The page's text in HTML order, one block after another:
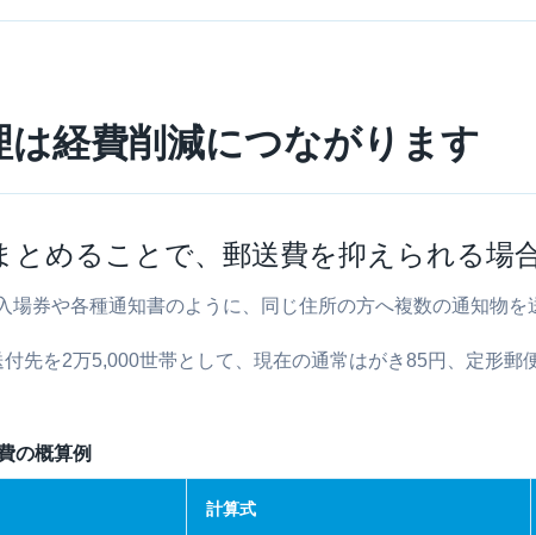
は経費削減につながります
とめることで、郵送費を抑えられる場
場券や各種通知書のように、同じ住所の方へ複数の通知物を
先を2万5,000世帯として、現在の通常はがき85円、定形郵
の概算例
計算式